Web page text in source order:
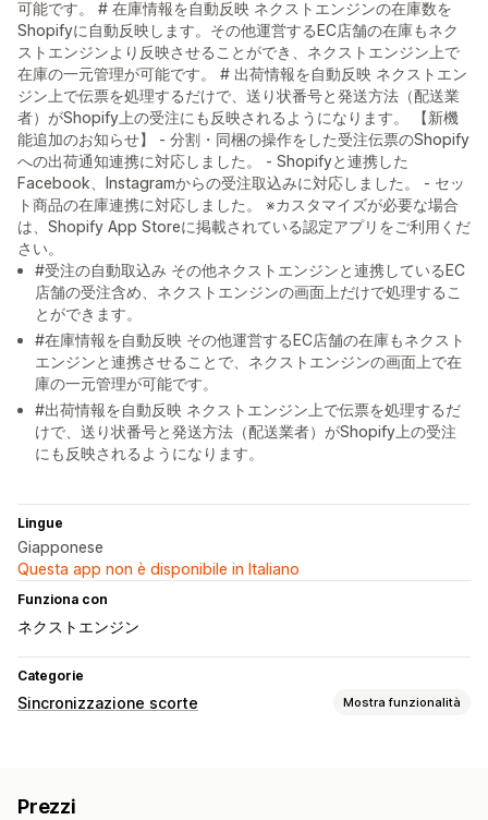
可能です。 # 在庫情報を自動反映 ネクストエンジンの在庫数を
Shopifyに自動反映します。その他運営するEC店舗の在庫もネク
ストエンジンより反映させることができ、ネクストエンジン上で
在庫の一元管理が可能です。 # 出荷情報を自動反映 ネクストエン
ジン上で伝票を処理するだけで、送り状番号と発送方法（配送業
者）がShopify上の受注にも反映されるようになります。 【新機
能追加のお知らせ】 - 分割・同梱の操作をした受注伝票のShopify
への出荷通知連携に対応しました。 - Shopifyと連携した
Facebook、Instagramからの受注取込みに対応しました。 - セッ
ト商品の在庫連携に対応しました。 ※カスタマイズが必要な場合
は、Shopify App Storeに掲載されている認定アプリをご利用くだ
さい。
#受注の自動取込み その他ネクストエンジンと連携しているEC
店舗の受注含め、ネクストエンジンの画面上だけで処理するこ
とができます。
#在庫情報を自動反映 その他運営するEC店舗の在庫もネクスト
エンジンと連携させることで、ネクストエンジンの画面上で在
庫の一元管理が可能です。
#出荷情報を自動反映 ネクストエンジン上で伝票を処理するだ
けで、送り状番号と発送方法（配送業者）がShopify上の受注
にも反映されるようになります。
Lingue
Giapponese
Questa app non è disponibile in Italiano
Funziona con
ネクストエンジン
Categorie
Sincronizzazione scorte Mostra funzionalità
Prezzi